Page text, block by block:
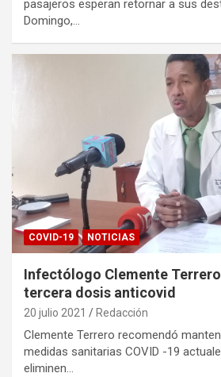
pasajeros esperan retornar a sus
Domingo,…
COVID-19 NOTICIAS
Infectólogo Clemente
tercera dosis anticovid
20 julio 2021 Redacción
Clemente Terrero recomendó
medidas sanitarias COVID -19
eliminen…